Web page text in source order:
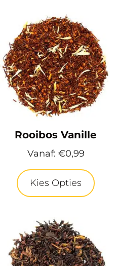
Rooibos Vanille
Vanaf: €0,99
Kies Opties